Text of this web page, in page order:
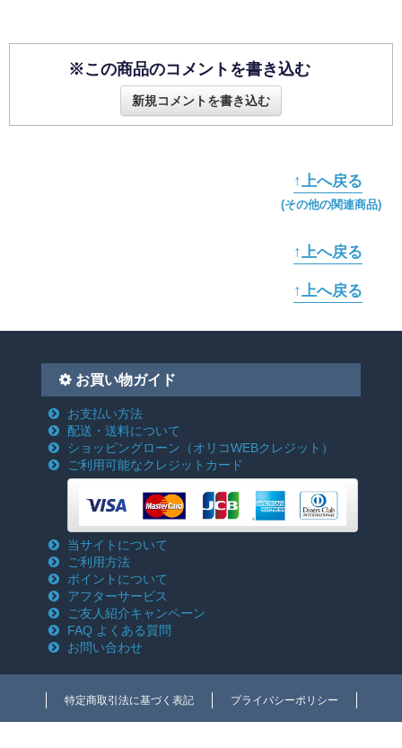
※この商品のコメントを書き込む
新規コメントを書き込む
↑上へ戻る
(その他の関連商品)
↑上へ戻る
↑上へ戻る
お買い物ガイド
お支払い方法
配送・送料について
ショッピングローン （オリコWEBクレジット）
ご利用可能なクレジットカード
当サイトについて
ご利用方法
ポイントについて
アフターサービス
ご友人紹介キャンペーン
FAQ よくある質問
お問い合わせ
特定商取引法に基づく表記 プライバシーポリシー